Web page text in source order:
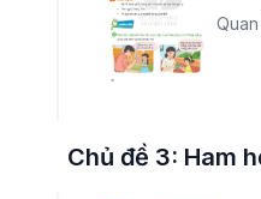
Chủ đề 3: Ham